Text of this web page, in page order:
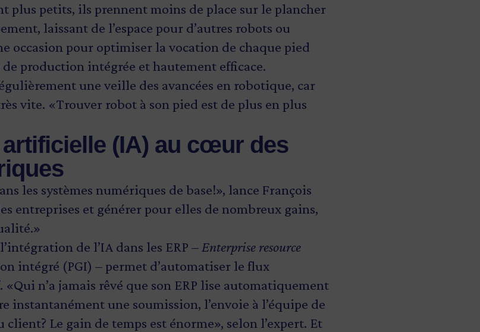
plus petits, ils prennent moins de place sur le plancher
laissant de l’espace pour d’autres robots ou
occasion pour optimiser la vocation de chaque pied
production intégrée et hautement efficace.
une veille des avancées en robotique, car
vite. «Trouver robot à son pied est de plus en plus
artificielle (IA) au cœur des
les systèmes numériques de base!», lance François
entreprises et générer pour elles de nombreux gains,
de l’IA dans les ERP –Enterprise resource
intégré (PGI) – permet d’automatiser le flux
n’a jamais rêvé que son ERP lise automatiquement
instantanément une soumission, l’envoie à l’équipe de
Le gain de temps est énorme», selon l’expert. Et